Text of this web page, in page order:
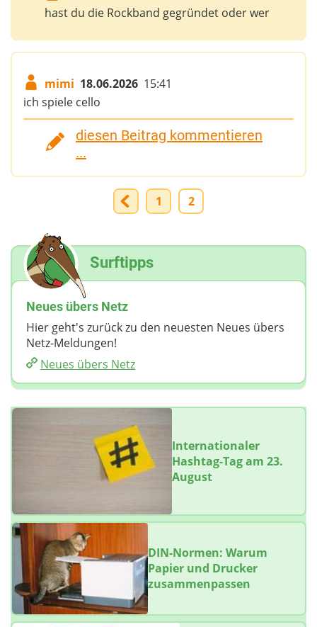
hast du die Rockband gegründet oder wer
mimi 18.06.2026 15:41
ich spiele cello
diesen Beitrag kommentieren
...
1 2
Surftipps
Neues übers Netz
Hier geht's zurück zu den neuesten Neues übers
Netz-Meldungen!
Neues übers Netz
Internationaler
Hashtag-Tag am 23.
August
DIN-Normen: Warum
Papier und Drucker
zusammenpassen